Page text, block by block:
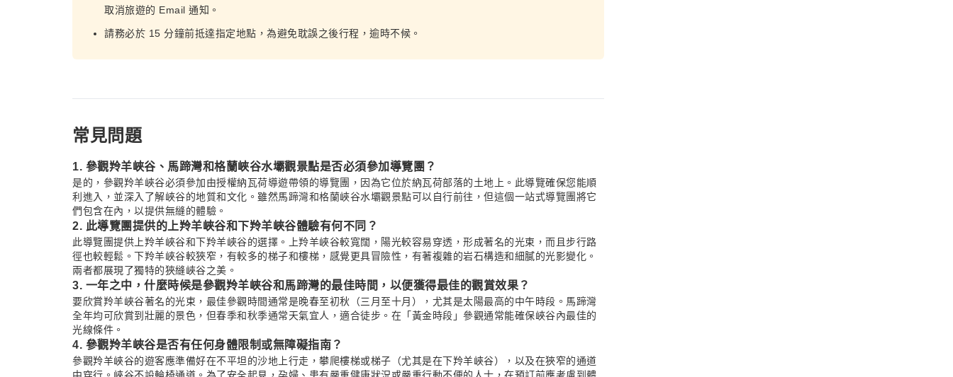
取消旅遊的 Email 通知。
請務必於 15 分鐘前抵達指定地點，為避免耽誤之後行程，逾時不候。
常見問題
1. 參觀羚羊峽谷、馬蹄灣和格蘭峽谷水壩觀景點是否必須參加導覽團？
是的，參觀羚羊峽谷必須參加由授權納瓦荷導遊帶領的導覽團，因為它位於納瓦荷部落的土地上。此導覽確保您能順
利進入，並深入了解峽谷的地質和文化。雖然馬蹄灣和格蘭峽谷水壩觀景點可以自行前往，但這個一站式導覽團將它
們包含在內，以提供無縫的體驗。
2. 此導覽團提供的上羚羊峽谷和下羚羊峽谷體驗有何不同？
此導覽團提供上羚羊峽谷和下羚羊峽谷的選擇。上羚羊峽谷較寬闊，陽光較容易穿透，形成著名的光束，而且步行路
徑也較輕鬆。下羚羊峽谷較狹窄，有較多的梯子和樓梯，感覺更具冒險性，有著複雜的岩石構造和細膩的光影變化。
兩者都展現了獨特的狹縫峽谷之美。
3. 一年之中，什麼時候是參觀羚羊峽谷和馬蹄灣的最佳時間，以便獲得最佳的觀賞效果？
要欣賞羚羊峽谷著名的光束，最佳參觀時間通常是晚春至初秋（三月至十月），尤其是太陽最高的中午時段。馬蹄灣
全年均可欣賞到壯麗的景色，但春季和秋季通常天氣宜人，適合徒步。在「黃金時段」參觀通常能確保峽谷內最佳的
光線條件。
4. 參觀羚羊峽谷是否有任何身體限制或無障礙指南？
參觀羚羊峽谷的遊客應準備好在不平坦的沙地上行走，攀爬樓梯或梯子（尤其是在下羚羊峽谷），以及在狹窄的通道